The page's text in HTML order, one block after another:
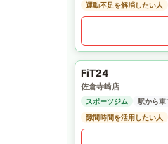
運動不足を解消したい人
FiT24
佐倉寺崎店
スポーツジム
駅から車
隙間時間を活用したい人